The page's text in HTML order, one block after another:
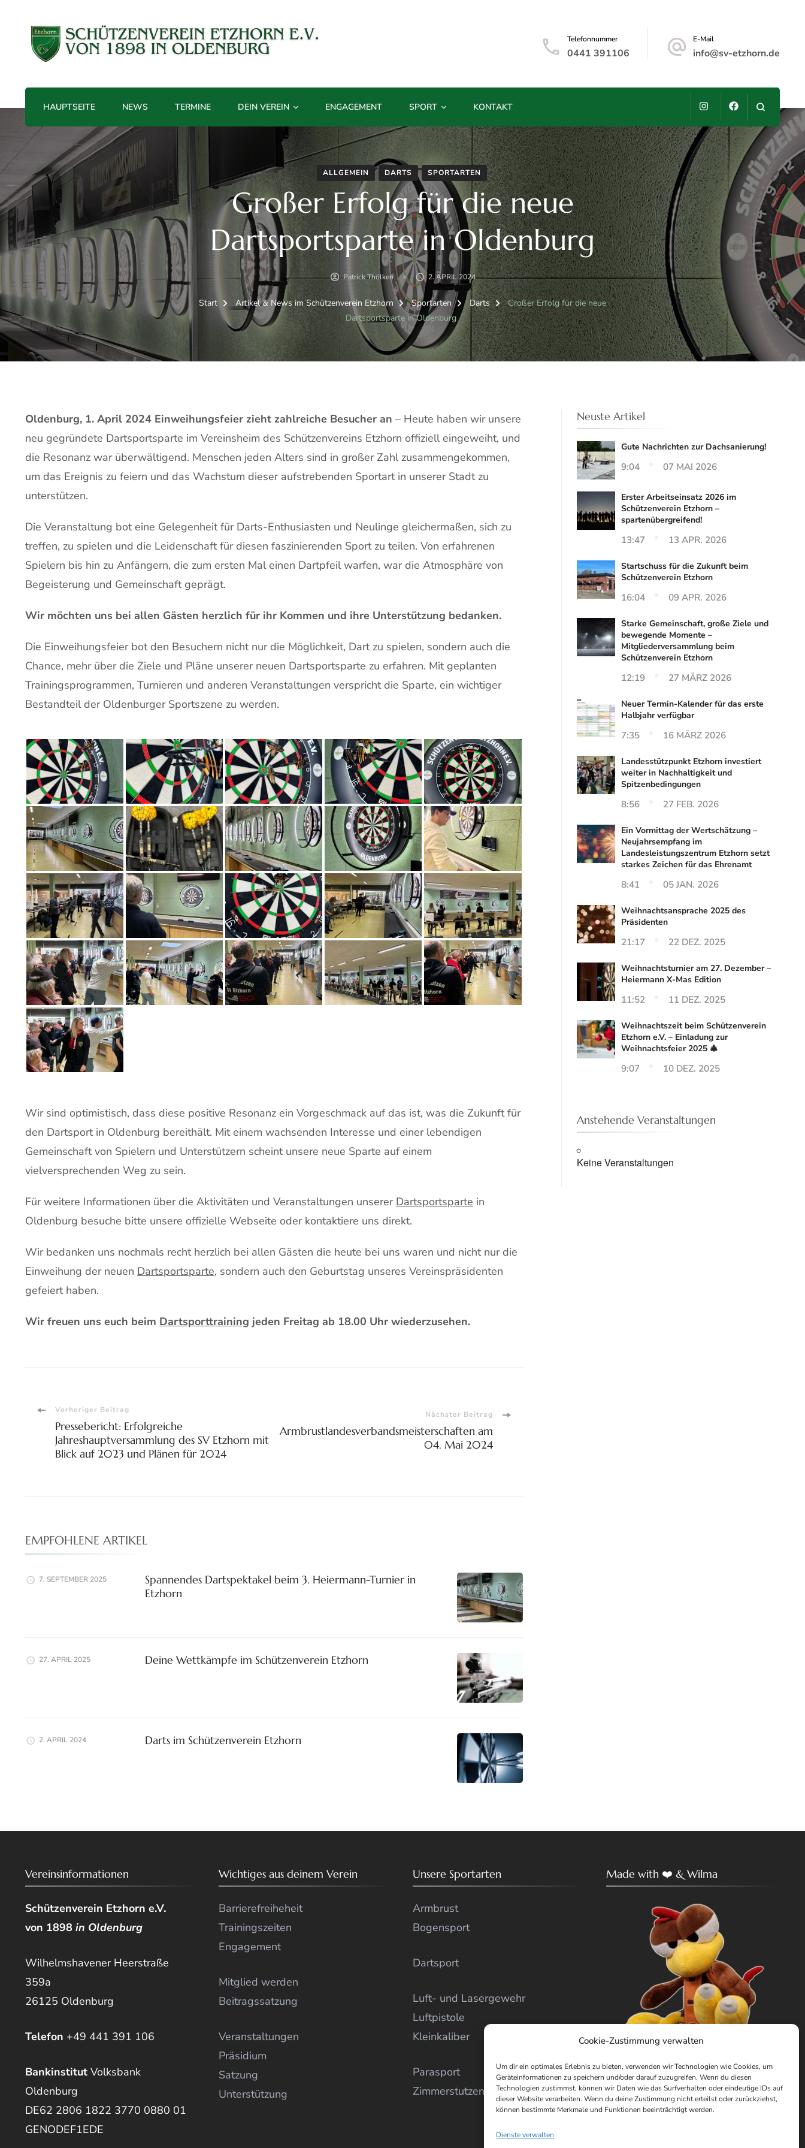
Cookie-Zustimmung verwalten
Um dir ein optimales Erlebnis zu bieten, verwenden wir Technologien wie Cookies, um
Geräteinformationen zu speichern und/oder darauf zuzugreifen. Wenn du diesen
Technologien zustimmst, können wir Daten wie das Surfverhalten oder eindeutige IDs auf
dieser Website verarbeiten. Wenn du deine Zustimmung nicht erteilst oder zurückziehst,
können bestimmte Merkmale und Funktionen beeinträchtigt werden.
Dienste verwalten
Schützenverein Etzhorn e.V. von 1898
Treffender geht's nicht!
Telefonnummer
0441 391106
E-Mail
info@sv-etzhorn.de
HAUPTSEITE NEWS TERMINE DEIN VEREIN ENGAGEMENT SPORT KONTAKT
ALLGEMEIN DARTS SPORTARTEN
Großer Erfolg für die neue
Dartsportsparte in Oldenburg
Patrick Thölken 2. APRIL 2024
Start Artikel & News im Schützenverein Etzhorn Sportarten Darts
Großer Erfolg für die neue
Dartsportsparte in Oldenburg
Oldenburg, 1. April 2024 Einweihungsfeier zieht zahlreiche Besucher an – Heute haben wir unsere
neu gegründete Dartsportsparte im Vereinsheim des Schützenvereins Etzhorn offiziell eingeweiht, und
die Resonanz war überwältigend. Menschen jeden Alters sind in großer Zahl zusammengekommen,
um das Ereignis zu feiern und das Wachstum dieser aufstrebenden Sportart in unserer Stadt zu
unterstützen.
Die Veranstaltung bot eine Gelegenheit für Darts-Enthusiasten und Neulinge gleichermaßen, sich zu
treffen, zu spielen und die Leidenschaft für diesen faszinierenden Sport zu teilen. Von erfahrenen
Spielern bis hin zu Anfängern, die zum ersten Mal einen Dartpfeil warfen, war die Atmosphäre von
Begeisterung und Gemeinschaft geprägt.
Wir möchten uns bei allen Gästen herzlich für ihr Kommen und ihre Unterstützung bedanken.
Die Einweihungsfeier bot den Besuchern nicht nur die Möglichkeit, Dart zu spielen, sondern auch die
Chance, mehr über die Ziele und Pläne unserer neuen Dartsportsparte zu erfahren. Mit geplanten
Trainingsprogrammen, Turnieren und anderen Veranstaltungen verspricht die Sparte, ein wichtiger
Bestandteil der Oldenburger Sportszene zu werden.
Wir sind optimistisch, dass diese positive Resonanz ein Vorgeschmack auf das ist, was die Zukunft für
den Dartsport in Oldenburg bereithält. Mit einem wachsenden Interesse und einer lebendigen
Gemeinschaft von Spielern und Unterstützern scheint unsere neue Sparte auf einem
vielversprechenden Weg zu sein.
Für weitere Informationen über die Aktivitäten und Veranstaltungen unserer Dartsportsparte in
Oldenburg besuche bitte unsere offizielle Webseite oder kontaktiere uns direkt.
Wir bedanken uns nochmals recht herzlich bei allen Gästen die heute bei uns waren und nicht nur die
Einweihung der neuen Dartsportsparte, sondern auch den Geburtstag unseres Vereinspräsidenten
gefeiert haben.
Wir freuen uns euch beim Dartsporttraining jeden Freitag ab 18.00 Uhr wiederzusehen.
Beitragsnavigation
Vorheriger Beitrag
Pressebericht: Erfolgreiche
Jahreshauptversammlung des SV Etzhorn mit
Blick auf 2023 und Plänen für 2024
Nächster Beitrag
Armbrustlandesverbandsmeisterschaften am
04. Mai 2024
EMPFOHLENE ARTIKEL
7. SEPTEMBER 2025
Spannendes Dartspektakel beim 3. Heiermann-Turnier in
Etzhorn
27. APRIL 2025 Deine Wettkämpfe im Schützenverein Etzhorn
2. APRIL 2024 Darts im Schützenverein Etzhorn
Neuste Artikel
Gute Nachrichten zur Dachsanierung!
9:04 07 MAI 2026
Erster Arbeitseinsatz 2026 im
Schützenverein Etzhorn –
spartenübergreifend!
13:47 13 APR. 2026
Startschuss für die Zukunft beim
Schützenverein Etzhorn
16:04 09 APR. 2026
Starke Gemeinschaft, große Ziele und
bewegende Momente –
Mitgliederversammlung beim
Schützenverein Etzhorn
12:19 27 MÄRZ 2026
Neuer Termin-Kalender für das erste
Halbjahr verfügbar
7:35 16 MÄRZ 2026
Landesstützpunkt Etzhorn investiert
weiter in Nachhaltigkeit und
Spitzenbedingungen
8:56 27 FEB. 2026
Ein Vormittag der Wertschätzung –
Neujahrsempfang im
Landesleistungszentrum Etzhorn setzt
starkes Zeichen für das Ehrenamt
8:41 05 JAN. 2026
Weihnachtsansprache 2025 des
Präsidenten
21:17 22 DEZ. 2025
Weihnachtsturnier am 27. Dezember –
Heiermann X-Mas Edition
11:52 11 DEZ. 2025
Weihnachtszeit beim Schützenverein
Etzhorn e.V. – Einladung zur
Weihnachtsfeier 2025 🎄
9:07 10 DEZ. 2025
Anstehende Veranstaltungen
Keine Veranstaltungen
Vereinsinformationen
Schützenverein Etzhorn e.V.
von 1898 in Oldenburg
Wilhelmshavener Heerstraße
359a
26125 Oldenburg
Telefon +49 441 391 106
Bankinstitut Volksbank
Oldenburg
DE62 2806 1822 3770 0880 01
GENODEF1EDE
Wichtiges aus deinem Verein
Barrierefreiheheit
Trainingszeiten
Engagement
Mitglied werden
Beitragssatzung
Veranstaltungen
Präsidium
Satzung
Unterstützung
Unsere Sportarten
Armbrust
Bogensport
Dartsport
Luft- und Lasergewehr
Luftpistole
Kleinkaliber
Parasport
Zimmerstutzen
Made with ❤️ & Wilma